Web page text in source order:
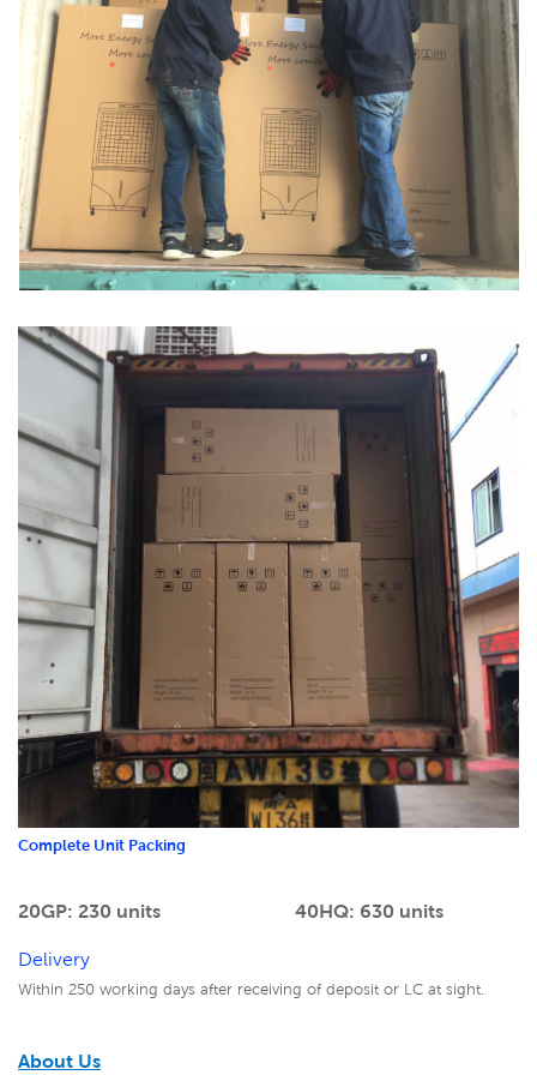
Complete Unit Packing
20GP: 230 units 40HQ: 630 units
Delivery
Within 250 working days after receiving of deposit or LC at sight.
About Us